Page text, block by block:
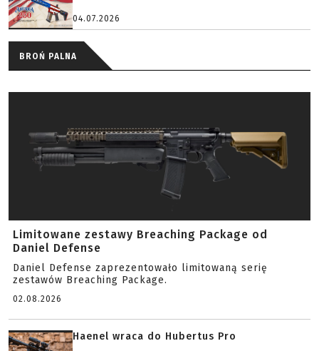
04.07.2026
BROŃ PALNA
Limitowane zestawy Breaching Package od
Daniel Defense
Daniel Defense zaprezentowało limitowaną serię
zestawów Breaching Package.
02.08.2026
Haenel wraca do Hubertus Pro